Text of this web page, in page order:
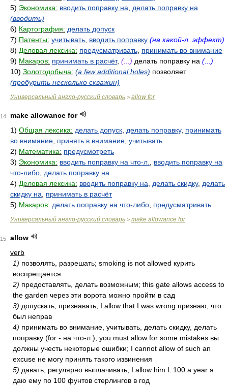
5) Экономика: вводить поправку на
делать поправку на
(вводить)
6) Картография: делать допуск
7) Патенты: учитывать вводить поправку (на какой-л. эффект)
8) Деловая лексика: предусматривать принимать во внимание
9) Макаров: принимать в расчёт, (...) делать поправку на (...)
10) Золотодобыча: (a few additional holes) позволяет
(пробурить несколько скважин)
Универсальный англо-русский словарь > allow for
14
make allowance for
1) Общая лексика: делать допуск делать поправку, принимать
во внимание принять в внимание учитывать
2) Математика: предусмотреть
3) Экономика: вводить поправку на что-л.
вводить поправку на
что-либо делать поправку на
4) Деловая лексика: вводить поправку на делать скидку, делать
скидку на
принимать в расчёт
5) Макаров: делать поправку на что-либо предусматривать
Универсальный англо-русский словарь > make allowance for
15
allow
verb
1) позволять, разрешать; smoking is not allowed курить
воспрещается
2) предоставлять, делать возможным; this gate allows access to
the garden через эти ворота можно пройти в сад
3) допускать; признавать; I allow that I was wrong признаю, что
был неправ
4) принимать во внимание, учитывать, делать скидку, делать
поправку (for - на что-л.); you must allow for some mistakes вы
должны учесть некоторые ошибки; I cannot allow of such an
excuse не могу принять такого извинения
5) давать, регулярно выплачивать; I allow him L 100 a year я
даю ему по 100 фунтов стерлингов в год